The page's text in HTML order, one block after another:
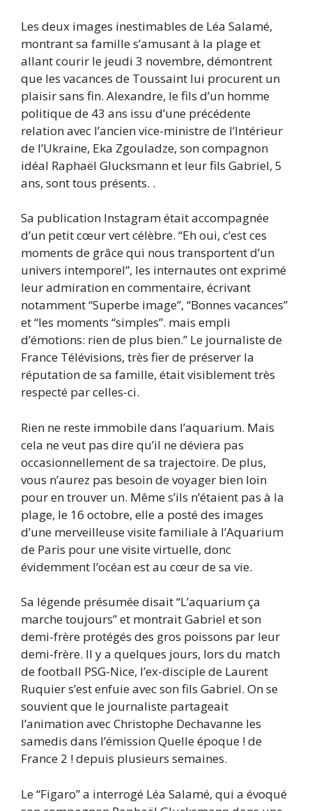
Les deux images inestimables de Léa Salamé,
montrant sa famille s’amusant à la plage et
allant courir le jeudi 3 novembre, démontrent
que les vacances de Toussaint lui procurent un
plaisir sans fin. Alexandre, le fils d’un homme
politique de 43 ans issu d’une précédente
relation avec l’ancien vice-ministre de l’Intérieur
de l’Ukraine, Eka Zgouladze, son compagnon
idéal Raphaël Glucksmann et leur fils Gabriel, 5
ans, sont tous présents. .
Sa publication Instagram était accompagnée
d’un petit cœur vert célèbre. “Eh oui, c’est ces
moments de grâce qui nous transportent d’un
univers intemporel”, les internautes ont exprimé
leur admiration en commentaire, écrivant
notamment “Superbe image”, “Bonnes vacances”
et “les moments “simples”. mais empli
d’émotions: rien de plus bien.” Le journaliste de
France Télévisions, très fier de préserver la
réputation de sa famille, était visiblement très
respecté par celles-ci.
Rien ne reste immobile dans l’aquarium. Mais
cela ne veut pas dire qu’il ne déviera pas
occasionnellement de sa trajectoire. De plus,
vous n’aurez pas besoin de voyager bien loin
pour en trouver un. Même s’ils n’étaient pas à la
plage, le 16 octobre, elle a posté des images
d’une merveilleuse visite familiale à l’Aquarium
de Paris pour une visite virtuelle, donc
évidemment l’océan est au cœur de sa vie.
Sa légende présumée disait “L’aquarium ça
marche toujours” et montrait Gabriel et son
demi-frère protégés des gros poissons par leur
demi-frère. Il y a quelques jours, lors du match
de football PSG-Nice, l’ex-disciple de Laurent
Ruquier s’est enfuie avec son fils Gabriel. On se
souvient que le journaliste partageait
l’animation avec Christophe Dechavanne les
samedis dans l’émission Quelle époque ! de
France 2 ! depuis plusieurs semaines.
Le “Figaro” a interrogé Léa Salamé, qui a évoqué